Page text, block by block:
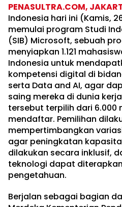
PENASULTRA.COM,
Indonesia hari ini (Kamis,
memulai program Studi
(SIB) Microsoft, sebuah
menyiapkan 1.121
Indonesia untuk
kompetensi digital di
serta Data and AI, agar
saing mereka di dunia
tersebut terpilih dari 6.000
mendaftar. Pemilihan
mempertimbangkan
agar peningkatan
dilakukan secara inklusif,
teknologi dapat
pengetahuan.
Berjalan sebagai bagian